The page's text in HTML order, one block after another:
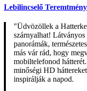
Lebilincselő
"Üdvözöllek a
szárnyalhat!
panorámák,
más vár rád, hogy
mobiltelefonod
minőségi HD
inspirálják a napod.